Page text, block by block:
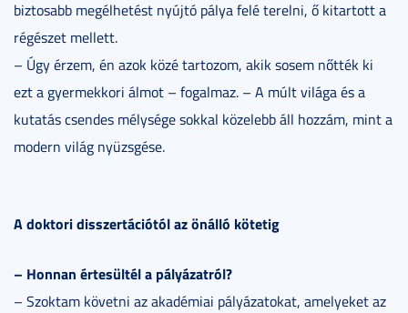
biztosabb megélhetést nyújtó pálya felé terelni, ő kitartott a
régészet mellett.
– Úgy érzem, én azok közé tartozom, akik sosem nőtték ki
ezt a gyermekkori álmot – fogalmaz. – A múlt világa és a
kutatás csendes mélysége sokkal közelebb áll hozzám, mint a
modern világ nyüzsgése.
A doktori disszertációtól az önálló kötetig
– Honnan értesültél a pályázatról?
– Szoktam követni az akadémiai pályázatokat, amelyeket az